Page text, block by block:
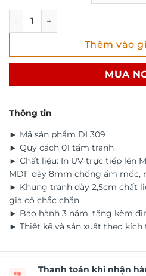
390.000 ₫
đến
750.000 ₫
Tranh động lực, hãy gieo hạt
Thêm vào
MUA
Thông tin
► Mã sản phẩm DL309
► Quy cách 01 tấm tranh
► Chất liệu: In UV trực tiếp lên
MDF dày 8mm chống ẩm mốc,
► Khung tranh dày 2,5cm chất
gia cố chắc chắn
► Bảo hành 3 năm, tặng kèm
► Thiết kế và sản xuất theo kích
Thanh toán khi nhận